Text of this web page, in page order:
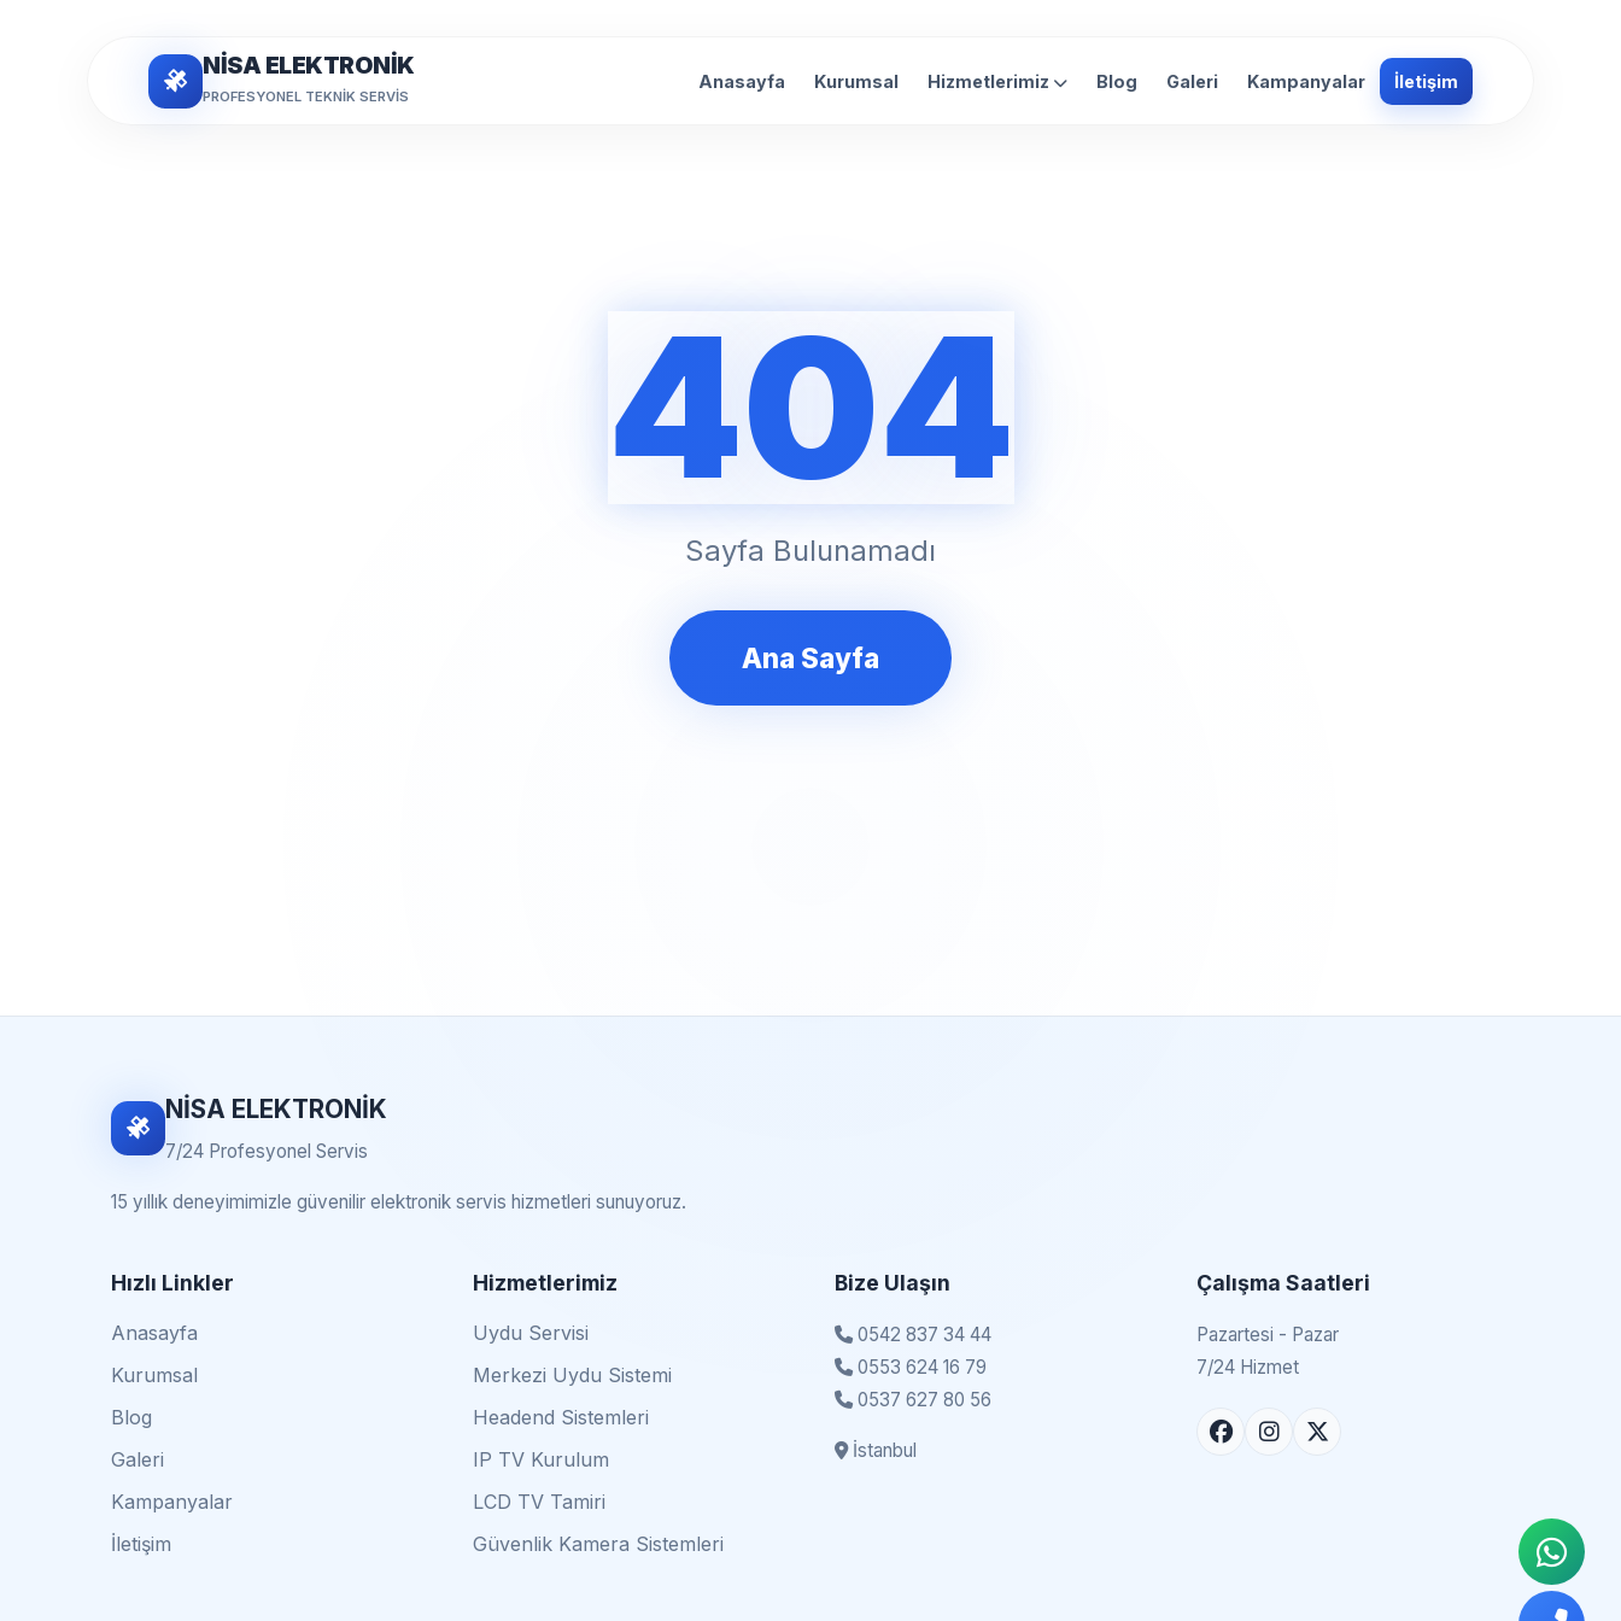
NİSA ELEKTRONİK
PROFESYONEL TEKNIK SERVIS
Anasayfa Kurumsal Hizmetlerimiz Blog Galeri Kampanyalar İletişim
404
Sayfa Bulunamadı
Ana Sayfa
NİSA ELEKTRONİK
7/24 Profesyonel Servis
15 yıllık deneyimimizle güvenilir elektronik servis hizmetleri sunuyoruz.
Hızlı Linkler
Anasayfa
Kurumsal
Blog
Galeri
Kampanyalar
İletişim
Hizmetlerimiz
Uydu Servisi
Merkezi Uydu Sistemi
Headend Sistemleri
IP TV Kurulum
LCD TV Tamiri
Güvenlik Kamera Sistemleri
Bize Ulaşın
0542 837 34 44
0553 624 16 79
0537 627 80 56
İstanbul
Çalışma Saatleri
Pazartesi - Pazar
7/24 Hizmet